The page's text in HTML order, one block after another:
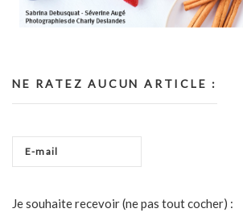
NE RATEZ AUCUN ARTICLE :
Je souhaite recevoir (ne pas tout cocher) :